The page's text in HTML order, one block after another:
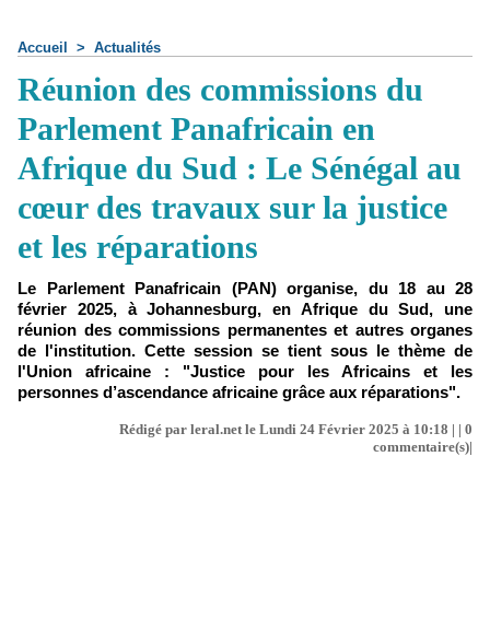
Accueil > Actualités
Réunion des commissions du
Parlement Panafricain en
Afrique du Sud : Le Sénégal au
cœur des travaux sur la justice
et les réparations
Le Parlement Panafricain (PAN) organise, du 18 au 28
février 2025, à Johannesburg, en Afrique du Sud, une
réunion des commissions permanentes et autres organes
de l'institution. Cette session se tient sous le thème de
l'Union africaine : "Justice pour les Africains et les
personnes d’ascendance africaine grâce aux réparations".
Rédigé par leral.net le Lundi 24 Février 2025 à 10:18 | | 0
commentaire(s)|